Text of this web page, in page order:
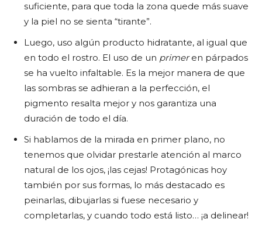
suficiente, para que toda la zona quede más suave
y la piel no se sienta “tirante”.
Luego, uso algún producto hidratante, al igual que
en todo el rostro. El uso de un primeren párpados
se ha vuelto infaltable. Es la mejor manera de que
las sombras se adhieran a la perfección, el
pigmento resalta mejor y nos garantiza una
duración de todo el día.
Si hablamos de la mirada en primer plano, no
tenemos que olvidar prestarle atención al marco
natural de los ojos, ¡las cejas! Protagónicas hoy
también por sus formas, lo más destacado es
peinarlas, dibujarlas si fuese necesario y
completarlas, y cuando todo está listo… ¡a delinear!